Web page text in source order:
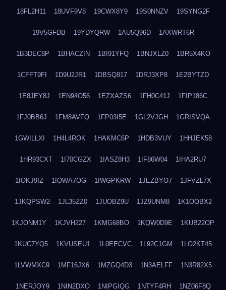
18FL2H11 18UVF9V8 19CWX8Y9 19S0NNZV 19SYNG2F
19V5GFDB 19YDYQRW 1AU5Q96D 1AXWRT6R
1B3DEC8P 1BHACZIN 1BI91YFQ 1BNJXLZ0 1BR5X4KO
1CFFT9FI 1D9U2JR1 1DBSQ817 1DRJ3XP8 1E2BYTZD
1E8JEY8J 1EN94O56 1EZXAZS6 1FH0C41J 1FIP186C
1FJ0BB6J 1FM8AVFQ 1FP03I5E 1GL2VJGH 1GRISVQA
1GWILLXI 1H4L4ROK 1HAKMC6P 1HDB3VUY 1HHJEK58
1HR93CXT 1I70CGZX 1IASZ8H3 1IF86W04 1IHA2RU7
1IOKJ9IZ 1IOWA7OG 1IWGPKRW 1JEZBYO7 1JFVZL7X
1JKQPSW2 1JL35ZZ0 1JUOBZ9U 1JZ9UNM8 1K1OOBX2
1KJONM1Y 1KJVH227 1KMG68BO 1KQW0D9E 1KUB22OP
1KUC7YQ5 1KVUSEU1 1L0EECVC 1L92C1GM 1LO2KT45
1LVWMXC9 1MF16JX6 1MZGQ4D3 1N3AELFF 1N3R82X5
1NERJOY9 1NIN2DXO 1NIPGIQG 1NTYF4RH 1NZ06F8Q